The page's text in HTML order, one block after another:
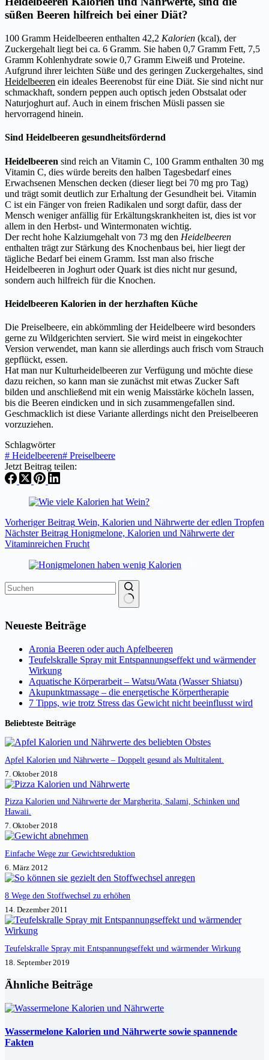
süßen Beeren hilfreich bei einer Diät?
100 Gramm Heidelbeeren enthalten 42,2 Kalorien (kcal), der
Zuckergehalt liegt bei ca. 6 Gramm. Sie haben 0,7 Gramm Fett, 7,5
Gramm Kohlenhydrate sowie 0,7 Gramm Eiweiß und Proteine.
Aufgrund ihrer leichten Süße und des geringen Zuckergehaltes, sind
Heidelbeeren ein ideales Beerenobst für eine Diät. Sie sind nicht nur
schmackhaft, sondern peppen auch optisch jeden Obstsalat oder
Naturjoghurt auf. Auch in einem frischen Müsli passen sie
hervorragend hinein.
Sind Heidelbeeren gesundheitsfördernd
Heidelbeeren sind reich an Vitamin C, 100 Gramm enthalten 30 mg
Vitamin C, dies würde bereits den halben Tagesbedarf eines
Erwachsenen Menschen decken (dieser liegt bei 70 mg pro Tag)
und trägt somit deutlich zur Erhaltung der Gesundheit bei. Vitamin
C ist ein Fänger von freien Radikalen und sorgt dafür, dass der
Mensch weniger anfällig für Erkältungskrankheiten ist, dies ist vor
allem in den Herbst- und Wintermonaten wichtig.
Der recht hohe Kalziumgehalt von 73 mg den Heidelbeeren
enthalten trägt zur Stärkung des Knochenbaus bei, hier liegt der
tägliche Bedarf bei einem Gramm. Isst man also frische
Heidelbeeren in Joghurt oder Quark ist dies nicht nur gesund,
sondern auch hilfreich für die Knochen.
Heidelbeeren Kalorien in der herzhaften Küche
Die Preiselbeere, ein abkömmling der Heidelbeere wird besonders
gerne zu Wildgerichten serviert. Sie wird meist in eingekochter
Version verwendet, man kann sie allerdings auch frisch vom Strauch
gepflückt, essen.
Hat man nur Kulturheidelbeeren zur Verfügung und möchte diese
dazu reichen, so kann man sie zunächst mit etwas Zucker Saft
bilden und anschließend mit ein wenig Maisstärke köcheln lassen,
bis die Beeren eindicken und in sich zusammengefallen sind.
Geschmacklich ist diese Variante allerdings nicht den Preiselbeeren
vorzuziehen.
Schlagwörter
# Heidelbeeren# Preiselbeere
Jetzt Beitrag teilen:
VorherigerBeitrag Wein, Kalorien und Nährwerte der edlen Tropfen
NächsterBeitrag Honigmelone, Kalorien und Nährwerte der
Vitaminreichen Frucht
Ergebnisse
Neueste Beiträge
Aronia Beeren oder auch Apfelbeeren
Teufelskralle Spray mit Entspannungseffekt und wärmender
Wirkung
Aquatische Körperarbeit – Watsu/Wata (Wasser Shiatsu)
Akupunktmassage – die energetische Körpertherapie
7 Tipps, wie trotz Stress das Gewicht nicht beeinflusst wird
Beliebteste Beiträge
Apfel Kalorien und Nährwerte – Doppelt gesund als Multitalent.
7. Oktober 2018
Pizza Kalorien und Nährwerte der Margherita, Salami, Schinken und
Hawaii.
7. Oktober 2018
Einfache Wege zur Gewichtsreduktion
6. März 2012
8 Wege den Stoffwechsel zu erhöhen
14. Dezember 2011
Teufelskralle Spray mit Entspannungseffekt und wärmender Wirkung
18. September 2019
Ähnliche Beiträge
Wassermelone Kalorien und Nährwerte sowie spannende
Fakten